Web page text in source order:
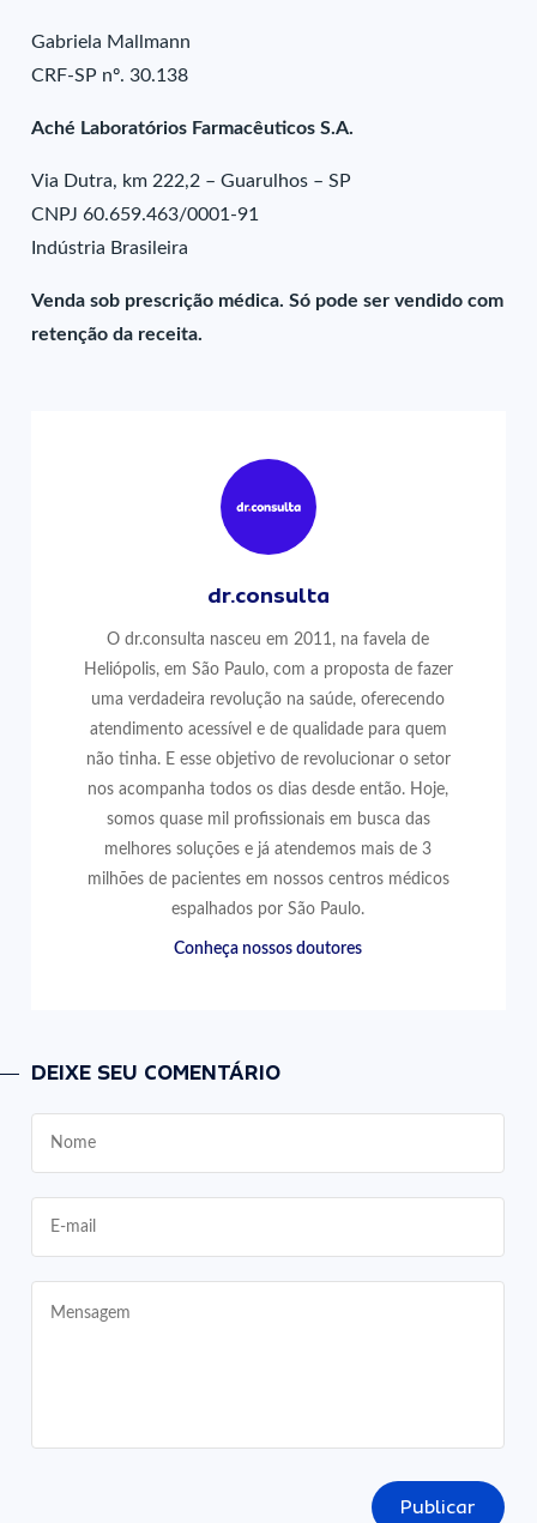
Gabriela Mallmann
CRF-SP nº. 30.138
Aché Laboratórios Farmacêuticos S.A.
Via Dutra, km 222,2 – Guarulhos – SP
CNPJ 60.659.463/0001-91
Indústria Brasileira
Venda sob prescrição médica. Só pode ser vendido com
retenção da receita.
dr.consulta
O dr.consulta nasceu em 2011, na favela de
Heliópolis, em São Paulo, com a proposta de fazer
uma verdadeira revolução na saúde, oferecendo
atendimento acessível e de qualidade para quem
não tinha. E esse objetivo de revolucionar o setor
nos acompanha todos os dias desde então. Hoje,
somos quase mil profissionais em busca das
melhores soluções e já atendemos mais de 3
milhões de pacientes em nossos centros médicos
espalhados por São Paulo.
Conheça nossos doutores
DEIXE SEU COMENTÁRIO
Publicar